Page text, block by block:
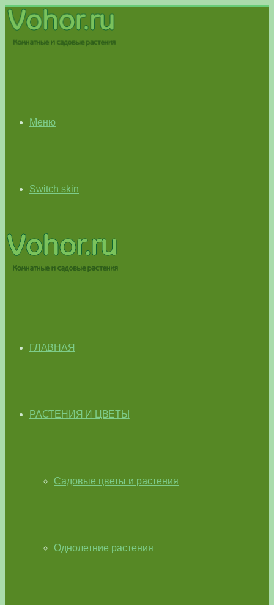
Меню
Switch skin
ГЛАВНАЯ
РАСТЕНИЯ И ЦВЕТЫ
Садовые цветы и растения
Однолетние растения